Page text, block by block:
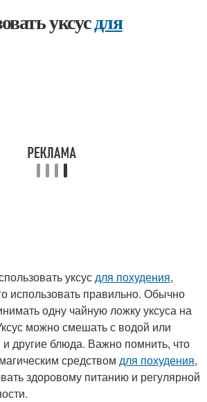
уксусдля
уксусдля похудения,
использовать правильно. Обычно
одну чайную ложку уксуса на
можно смешать с водой или
другие блюда. Важно помнить, что
средством для похудения,
здоровому питанию и регулярной